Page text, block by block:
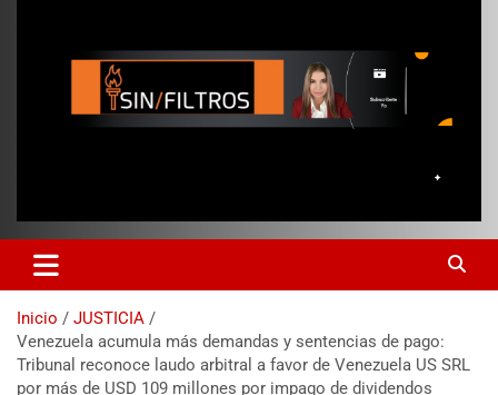
Inicio
JUSTICIA
Venezuela acumula más demandas y sentencias de pago:
Tribunal reconoce laudo arbitral a favor de Venezuela US SRL
por más de USD 109 millones por impago de dividendos